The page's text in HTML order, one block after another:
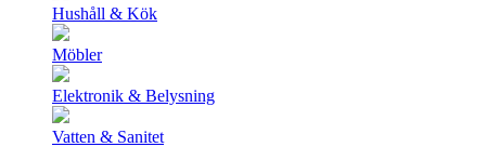
Hushåll & Kök
Möbler
Elektronik & Belysning
Vatten & Sanitet